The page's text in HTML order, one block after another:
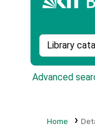
Search
Advanced
Home